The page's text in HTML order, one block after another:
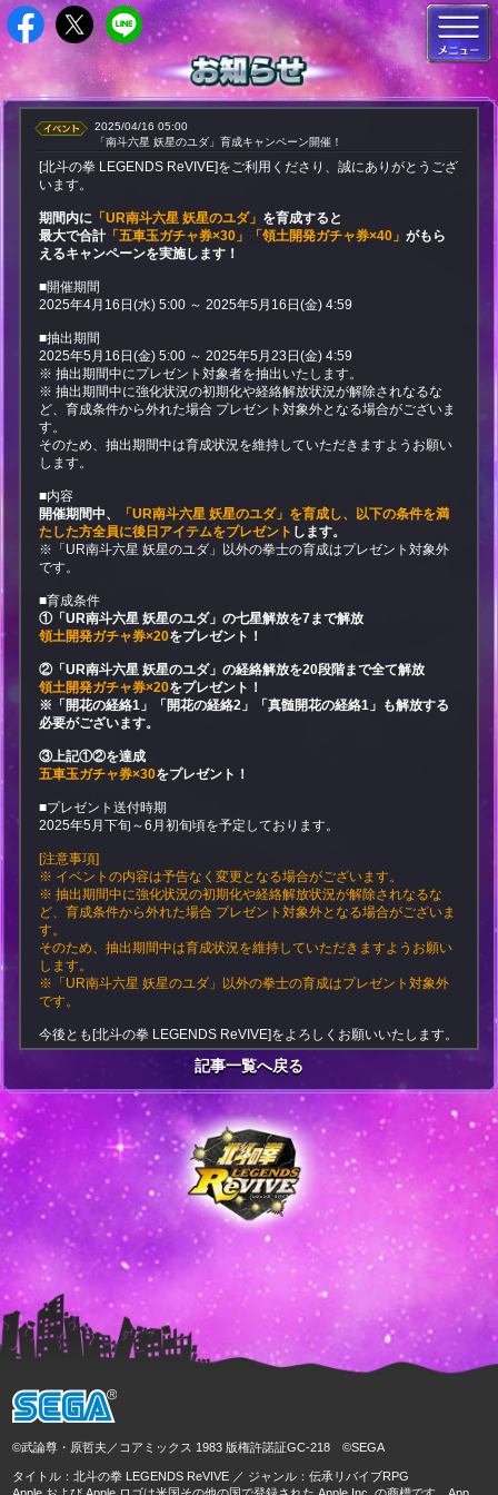
2025/04/16 05:00
「南斗六星 妖星のユダ」育成キャンペーン開催！
[北斗の拳 LEGENDS ReVIVE]をご利用くださり、誠にありがとうござ
います。
期間内に 「UR南斗六星 妖星のユダ」 を育成すると
最大で合計「五車玉ガチャ券×30」「領土開発ガチャ券×40」がもら
えるキャンペーンを実施します！
■開催期間
2025年4月16日(水) 5:00 ～ 2025年5月16日(金) 4:59
■抽出期間
2025年5月16日(金) 5:00 ～ 2025年5月23日(金) 4:59
※ 抽出期間中にプレゼント対象者を抽出いたします。
※ 抽出期間中に強化状況の初期化や経絡解放状況が解除されなるな
ど、育成条件から外れた場合 プレゼント対象外となる場合がございま
す。
そのため、抽出期間中は育成状況を維持していただきますようお願い
します。
■内容
開催期間中、
「UR南斗六星 妖星のユダ」を育成し、以下の条件を満
たした方全員に後日アイテムをプレゼント します。
※「UR南斗六星 妖星のユダ」以外の拳士の育成はプレゼント対象外
です。
■育成条件
①「UR南斗六星 妖星のユダ」の七星解放を7まで解放
領土開発ガチャ券×20をプレゼント！
②「UR南斗六星 妖星のユダ」の経絡解放を20段階まで全て解放
領土開発ガチャ券×20をプレゼント！
※「開花の経絡1」「開花の経絡2」「真髄開花の経絡1」も解放する
必要がございます。
③上記①②を達成
五車玉ガチャ券×30をプレゼント！
■プレゼント送付時期
2025年5月下旬～6月初旬頃を予定しております。
[注意事項]
※ イベントの内容は予告なく変更となる場合がございます。
※ 抽出期間中に強化状況の初期化や経絡解放状況が解除されなるな
ど、育成条件から外れた場合 プレゼント対象外となる場合がございま
す。
そのため、抽出期間中は育成状況を維持していただきますようお願い
します。
※「UR南斗六星 妖星のユダ」以外の拳士の育成はプレゼント対象外
です。
今後とも[北斗の拳 LEGENDS ReVIVE]をよろしくお願いいたします。
記事一覧へ戻る
©武論尊・原哲夫／コアミックス 1983 版権許諾証GC-218 ©SEGA
タイトル：北斗の拳 LEGENDS ReVIVE ／ ジャンル：伝承リバイブRPG